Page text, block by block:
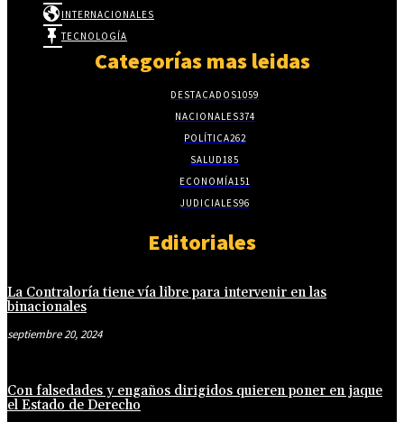
INTERNACIONALES
TECNOLOGÍA
Categorías mas leidas
DESTACADOS1059
NACIONALES374
POLÍTICA262
SALUD185
ECONOMÍA151
JUDICIALES96
Editoriales
La Contraloría tiene vía libre para intervenir en las
binacionales
septiembre 20, 2024
Con falsedades y engaños dirigidos quieren poner en jaque
el Estado de Derecho